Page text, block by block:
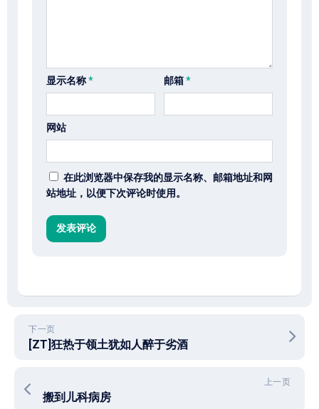
显示名称* 邮箱*
网站
在此浏览器中保存我的显示名称、邮箱地址和网
站地址，以便下次评论时使用。
下一页
[ZT]狂热于领土犹如人醉于劣酒
上一页
搬到儿科病房